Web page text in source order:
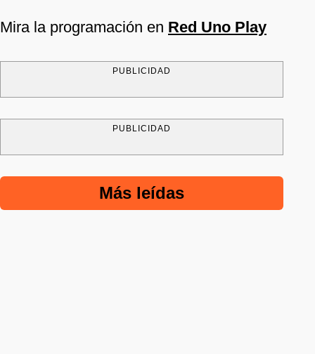
Mira la programación en Red Uno Play
PUBLICIDAD
PUBLICIDAD
Más leídas